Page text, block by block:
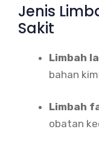
Jenis
Sakit
Limbah
bahan
Limbah
obatan